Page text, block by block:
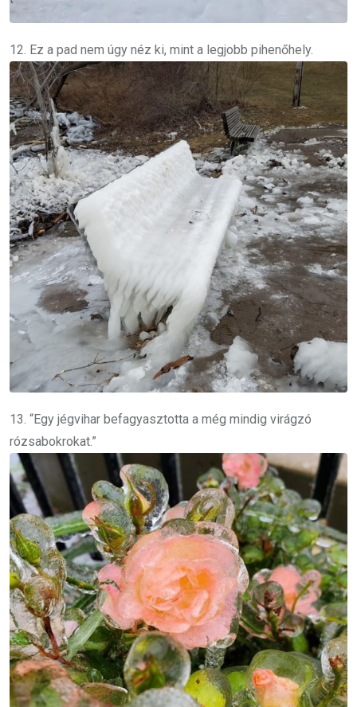
12. Ez a pad nem úgy néz ki, mint a legjobb pihenőhely.
13. “Egy jégvihar befagyasztotta a még mindig virágzó
rózsabokrokat.”